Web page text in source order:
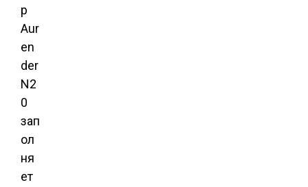
р
Aur
en
der
N2
0
зап
ол
ня
ет